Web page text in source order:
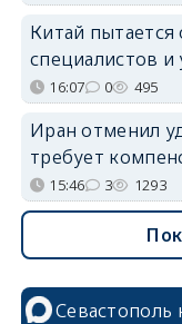
Китай пытается
специалистов и
16:07 0 495
Иран отменил
требует
15:46 3 1293
Севастополь